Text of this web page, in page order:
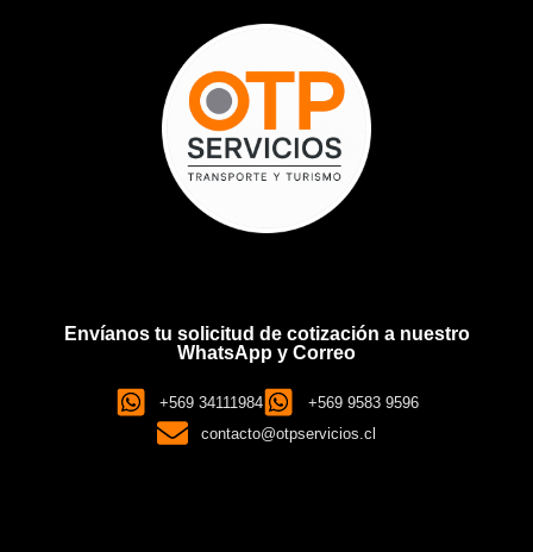
Envíanos tu solicitud de cotización a nuestro
WhatsApp y Correo
+569 34111984
+569 9583 9596
contacto@otpservicios.cl